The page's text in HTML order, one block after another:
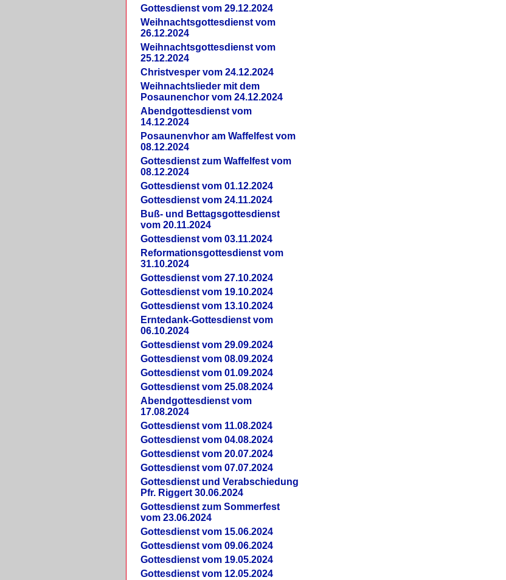
Gottesdienst vom 29.12.2024
Weihnachtsgottesdienst vom
26.12.2024
Weihnachtsgottesdienst vom
25.12.2024
Christvesper vom 24.12.2024
Weihnachtslieder mit dem
Posaunenchor vom 24.12.2024
Abendgottesdienst vom
14.12.2024
Posaunenvhor am Waffelfest vom
08.12.2024
Gottesdienst zum Waffelfest vom
08.12.2024
Gottesdienst vom 01.12.2024
Gottesdienst vom 24.11.2024
Buß- und Bettagsgottesdienst
vom 20.11.2024
Gottesdienst vom 03.11.2024
Reformationsgottesdienst vom
31.10.2024
Gottesdienst vom 27.10.2024
Gottesdienst vom 19.10.2024
Gottesdienst vom 13.10.2024
Erntedank-Gottesdienst vom
06.10.2024
Gottesdienst vom 29.09.2024
Gottesdienst vom 08.09.2024
Gottesdienst vom 01.09.2024
Gottesdienst vom 25.08.2024
Abendgottesdienst vom
17.08.2024
Gottesdienst vom 11.08.2024
Gottesdienst vom 04.08.2024
Gottesdienst vom 20.07.2024
Gottesdienst vom 07.07.2024
Gottesdienst und Verabschiedung
Pfr. Riggert 30.06.2024
Gottesdienst zum Sommerfest
vom 23.06.2024
Gottesdienst vom 15.06.2024
Gottesdienst vom 09.06.2024
Gottesdienst vom 19.05.2024
Gottesdienst vom 12.05.2024